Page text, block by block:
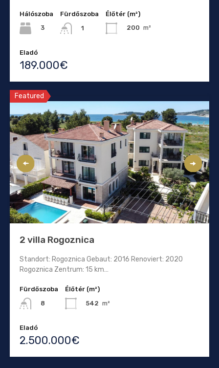
Hálószoba
3
Fürdőszoba
1
Élőtér (m²)
200 m²
Eladó
189.000€
Featured
2 villa Rogoznica
Standort: Rogoznica Gebaut: 2016 Renoviert: 2020
Rogoznica Zentrum: 15 km…
Fürdőszoba
8
Élőtér (m²)
542 m²
Eladó
2.500.000€